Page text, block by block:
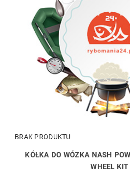
BRAK PRODUKTU
KÓŁKA DO WÓZKA NASH
WHEEL KIT